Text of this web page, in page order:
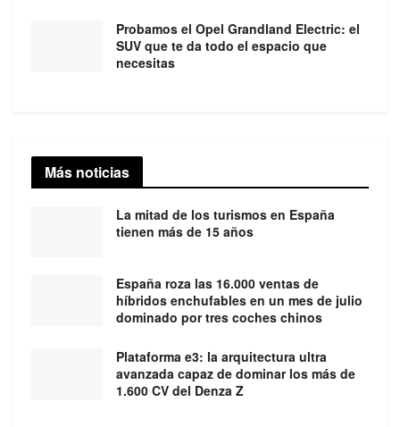
Probamos el Opel Grandland Electric: el
SUV que te da todo el espacio que
necesitas
Más noticias
La mitad de los turismos en España
tienen más de 15 años
España roza las 16.000 ventas de
híbridos enchufables en un mes de julio
dominado por tres coches chinos
Plataforma e3: la arquitectura ultra
avanzada capaz de dominar los más de
1.600 CV del Denza Z